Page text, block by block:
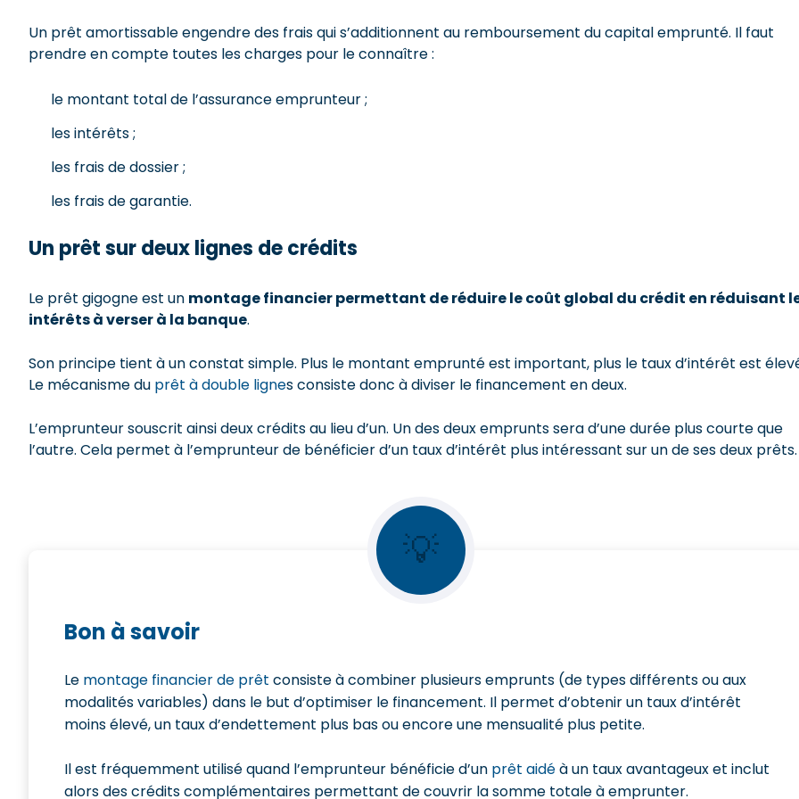
Un prêt amortissable engendre des frais qui s’additionnent au remboursement du capital emprunté. Il faut
prendre en compte toutes les charges pour le connaître :
le montant total de l’assurance emprunteur ;
les intérêts ;
les frais de dossier ;
les frais de garantie.
Un prêt sur deux lignes de crédits
Le prêt gigogne est un montage financier permettant de réduire le coût global du crédit en réduisant
intérêts à verser à la banque.
Son principe tient à un constat simple. Plus le montant emprunté est important, plus le taux d’intérêt est
Le mécanisme du prêt à double lignes consiste donc à diviser le financement en deux.
L’emprunteur souscrit ainsi deux crédits au lieu d’un. Un des deux emprunts sera d’une durée plus courte que
l’autre. Cela permet à l’emprunteur de bénéficier d’un taux d’intérêt plus intéressant sur un de ses deux prêts.
💡
Bon à savoir
Le montage financier de prêt consiste à combiner plusieurs emprunts (de types différents ou aux
modalités variables) dans le but d’optimiser le financement. Il permet d’obtenir un taux d’intérêt
moins élevé, un taux d’endettement plus bas ou encore une mensualité plus petite.
Il est fréquemment utilisé quand l’emprunteur bénéficie d’un prêt aidéà un taux avantageux et inclut
alors des crédits complémentaires permettant de couvrir la somme totale à emprunter.